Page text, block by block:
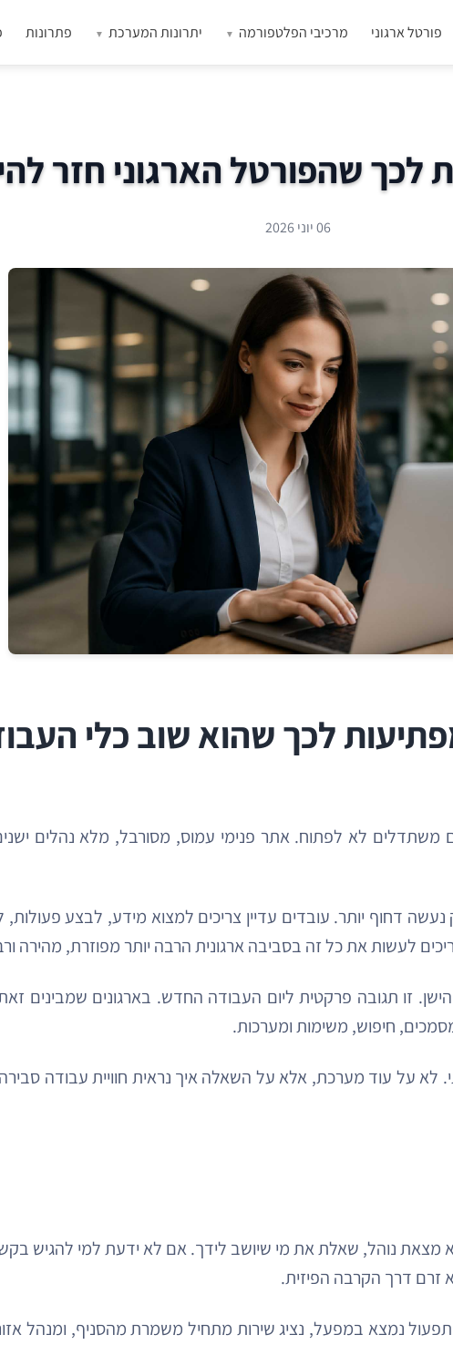
פורטל ארגוני מרכיבי הפלטפורמה יתרונות המערכת פתרונות
לכך שהפורטל הארגוני חזר
06 יוני 2026
לכך שהוא שוב כלי
לא לפתוח. אתר פנימי עמוס, מסורבל, מלא נהלים
דחוף יותר. עובדים עדיין צריכים למצוא מידע, לבצע
לעשות את כל זה בסביבה ארגונית הרבה יותר מפוזרת, מהירה
זו תגובה פרקטית ליום העבודה החדש. בארגונים שמבינים
חיפוש, משימות ומערכות.
על עוד מערכת, אלא על השאלה איך נראית חוויית עבודה סבירה
נוהל, שאלת את מי שיושב לידך. אם לא ידעת למי להגיש בקשה,
זרם דרך הקרבה הפיזית.
נמצא במפעל, נציג שירות מתחיל משמרת מהסניף, ומנהל